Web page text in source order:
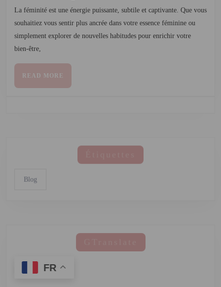
La féminité est une énergie puissante, subtile et captivante. Que vous
souhaitiez vous sentir plus ancrée dans votre essence féminine ou
simplement explorer de nouvelles habitudes pour enrichir votre
bien-être,
READ MORE
Blog
FR